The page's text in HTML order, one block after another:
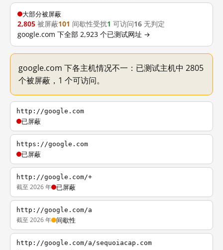
大部分被屏蔽
2,805 被屏蔽101 间歇性受扰1 可访问16 无判定
google.com 下全部 2,923 个已测试网址 →
google.com 下各主机情况不一：已测试主机中 2805
个被屏蔽，1 个可访问。
http://google.com
已屏蔽
https://google.com
已屏蔽
http://google.com/+
截至 2026 年 已屏蔽
http://google.com/a
截至 2026 年 间歇性
http://google.com/a/sequoiacap.com